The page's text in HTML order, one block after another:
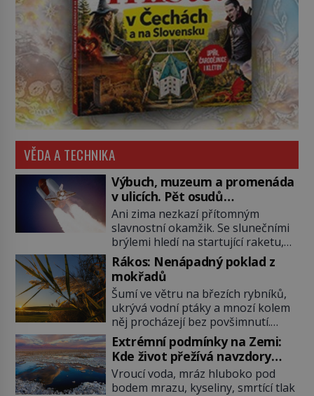
VĚDA A TECHNIKA
Výbuch, muzeum a promenáda
v ulicích. Pět osudů
nejslavnějších raketoplánů
Ani zima nezkazí přítomným
slavnostní okamžik. Se slunečními
brýlemi hledí na startující raketu,
která má do vesmíru vynést kromě
posádky také obyčejnou učitelku.
Po několika sekundách všem
ztuhnou úsměvy, stroj totiž
exploduje. Jejich konstrukce není
z levného kraje, daňové poplatníky
stojí miliardy dolarů. Na druhou
stranu zvládnou jen představitelné
věci. Na malé kousky Název:
Columbia První […]
Rákos: Nenápadný poklad z
mokřadů
Šumí ve větru na březích rybníků,
ukrývá vodní ptáky a mnozí kolem
něj procházejí bez povšimnutí.
Přesto právě rákos pomáhal stavět
domy, vyrábět lodě, zapisovat první
texty a inspiroval řadu pověstí.
Tato skromná, ale užitečná
rostlina provází člověka už tisíce
Extrémní podmínky na Zemi:
Kde život přežívá navzdory
všemu
Vroucí voda, mráz hluboko pod
bodem mrazu, kyseliny, smrtící tlak